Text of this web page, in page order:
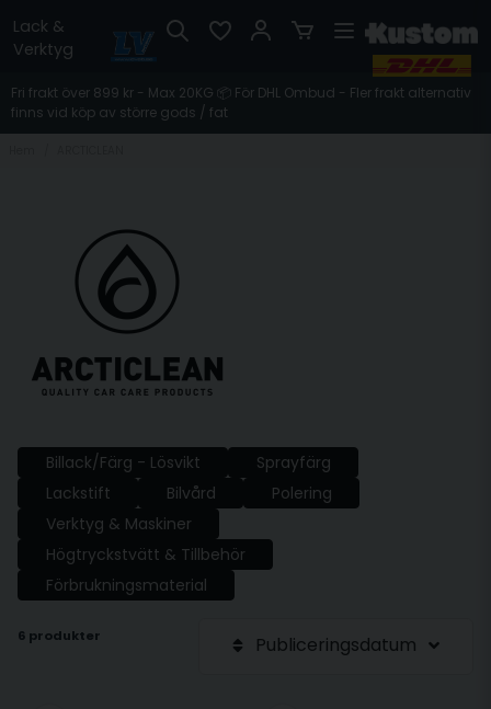
Lack &
Verktyg
Fri frakt över 899 kr - Max 20KG 📦 För DHL Ombud - Fler frakt alternativ
finns vid köp av större gods / fat
Billack/Färg - Lösvikt
Sprayfärg
Lackstift
Bilvård
Polering
Verktyg & Maskiner
Högtryckstvätt & Tillbehör
Förbrukningsmaterial
6 produkter Publiceringsdatum